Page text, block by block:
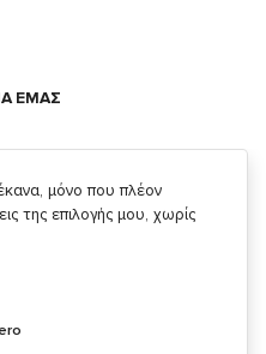
ΕΜΑΣ
δυνατότητα να κάνουμε